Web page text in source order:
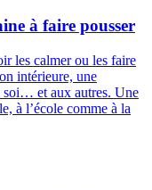
à faire pousser
les calmer ou les faire
intérieure, une
soi… et aux autres. Une
à l’école comme à la